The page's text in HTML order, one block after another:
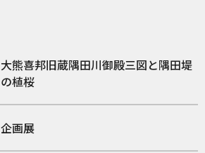
大熊喜邦旧蔵隅田川御殿三図と隅田堤
の植桜
企画展